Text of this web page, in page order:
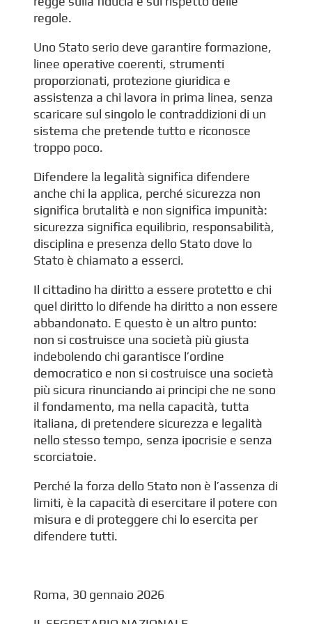
regole.
Uno Stato serio deve garantire formazione,
linee operative coerenti, strumenti
proporzionati, protezione giuridica e
assistenza a chi lavora in prima linea, senza
scaricare sul singolo le contraddizioni di un
sistema che pretende tutto e riconosce
troppo poco.
Difendere la legalità significa difendere
anche chi la applica, perché sicurezza non
significa brutalità e non significa impunità:
sicurezza significa equilibrio, responsabilità,
disciplina e presenza dello Stato dove lo
Stato è chiamato a esserci.
Il cittadino ha diritto a essere protetto e chi
quel diritto lo difende ha diritto a non essere
abbandonato. E questo è un altro punto:
non si costruisce una società più giusta
indebolendo chi garantisce l’ordine
democratico e non si costruisce una società
più sicura rinunciando ai principi che ne sono
il fondamento, ma nella capacità, tutta
italiana, di pretendere sicurezza e legalità
nello stesso tempo, senza ipocrisie e senza
scorciatoie.
Perché la forza dello Stato non è l’assenza di
limiti, è la capacità di esercitare il potere con
misura e di proteggere chi lo esercita per
difendere tutti.
Roma, 30 gennaio 2026